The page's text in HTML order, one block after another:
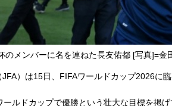
のメンバーに名を連ねた長友佑都 [写真]=金
）は15日、FIFAワールドカップ2026に
ルドカップで優勝という壮大な目標を掲